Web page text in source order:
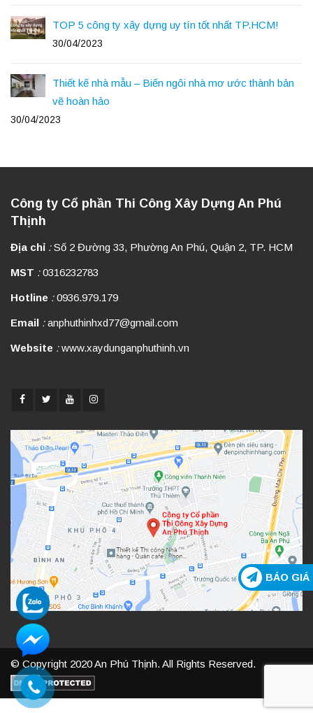
TOP 5 công ty xây dựng uy tín tốt nhất TP.HCM!
30/04/2023
Thiết kế nhà mẫu – Biến ngôi nhà mơ ước thành bản
vẽ hoàn hảo
30/04/2023
Công ty Cổ phần Thi Công Xây Dựng An Phú
Thịnh
Địa chỉ :Số 2 Đường 33, Phường An Phú, Quận 2, TP. HCM
MST :0316232783
Hotline : 0936.979.179
Email :anphuthinhxd77@gmail.com
Website :www.xaydunganphuthinh.vn
© Copyright 2020 An Phú Thịnh. All Rights Reserved.
BÁO GIÁ